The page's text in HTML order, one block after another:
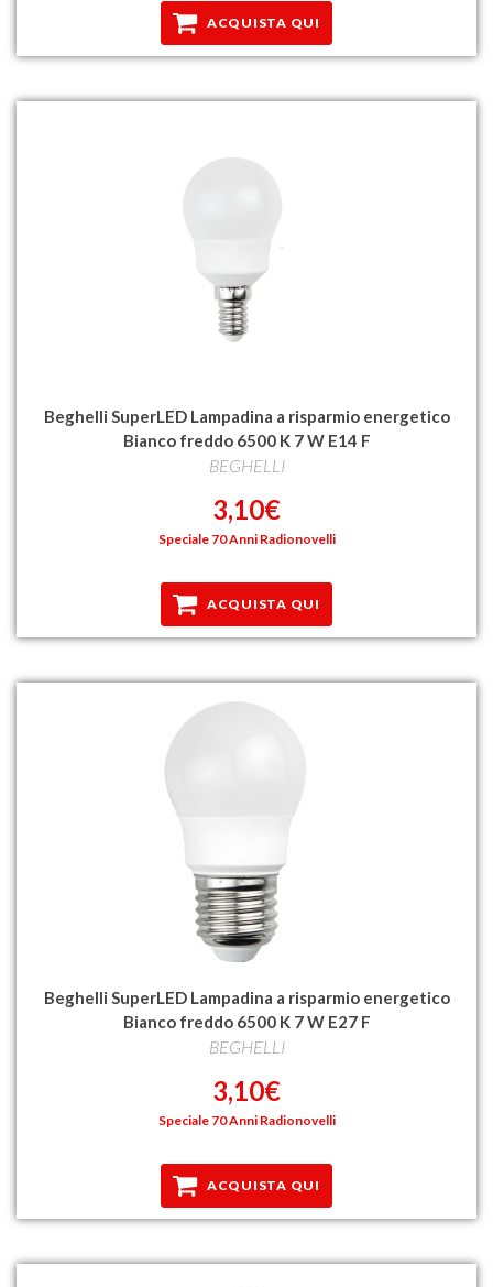
ACQUISTA QUI
Beghelli SuperLED Lampadina a risparmio energetico
Bianco freddo 6500 K 7 W E14 F
BEGHELLI
3,10€
Speciale 70 Anni Radionovelli
ACQUISTA QUI
Beghelli SuperLED Lampadina a risparmio energetico
Bianco freddo 6500 K 7 W E27 F
BEGHELLI
3,10€
Speciale 70 Anni Radionovelli
ACQUISTA QUI